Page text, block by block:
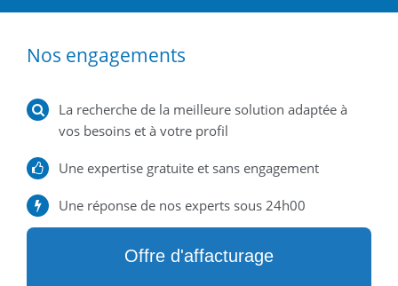
Nos engagements
La recherche de la meilleure solution adaptée à
vos besoins et à votre profil
Une expertise gratuite et sans engagement
Une réponse de nos experts sous 24h00
Offre d'affacturage